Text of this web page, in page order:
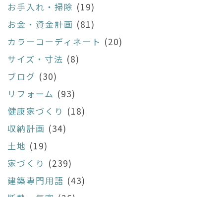
お手入れ・掃除 (19)
お金・資金計画 (81)
カラーコーディネート (20)
サイズ・寸法 (8)
ブログ (30)
リフォーム (93)
健康家づくり (18)
収納計画 (34)
土地 (19)
家づくり (239)
建築専門用語 (43)